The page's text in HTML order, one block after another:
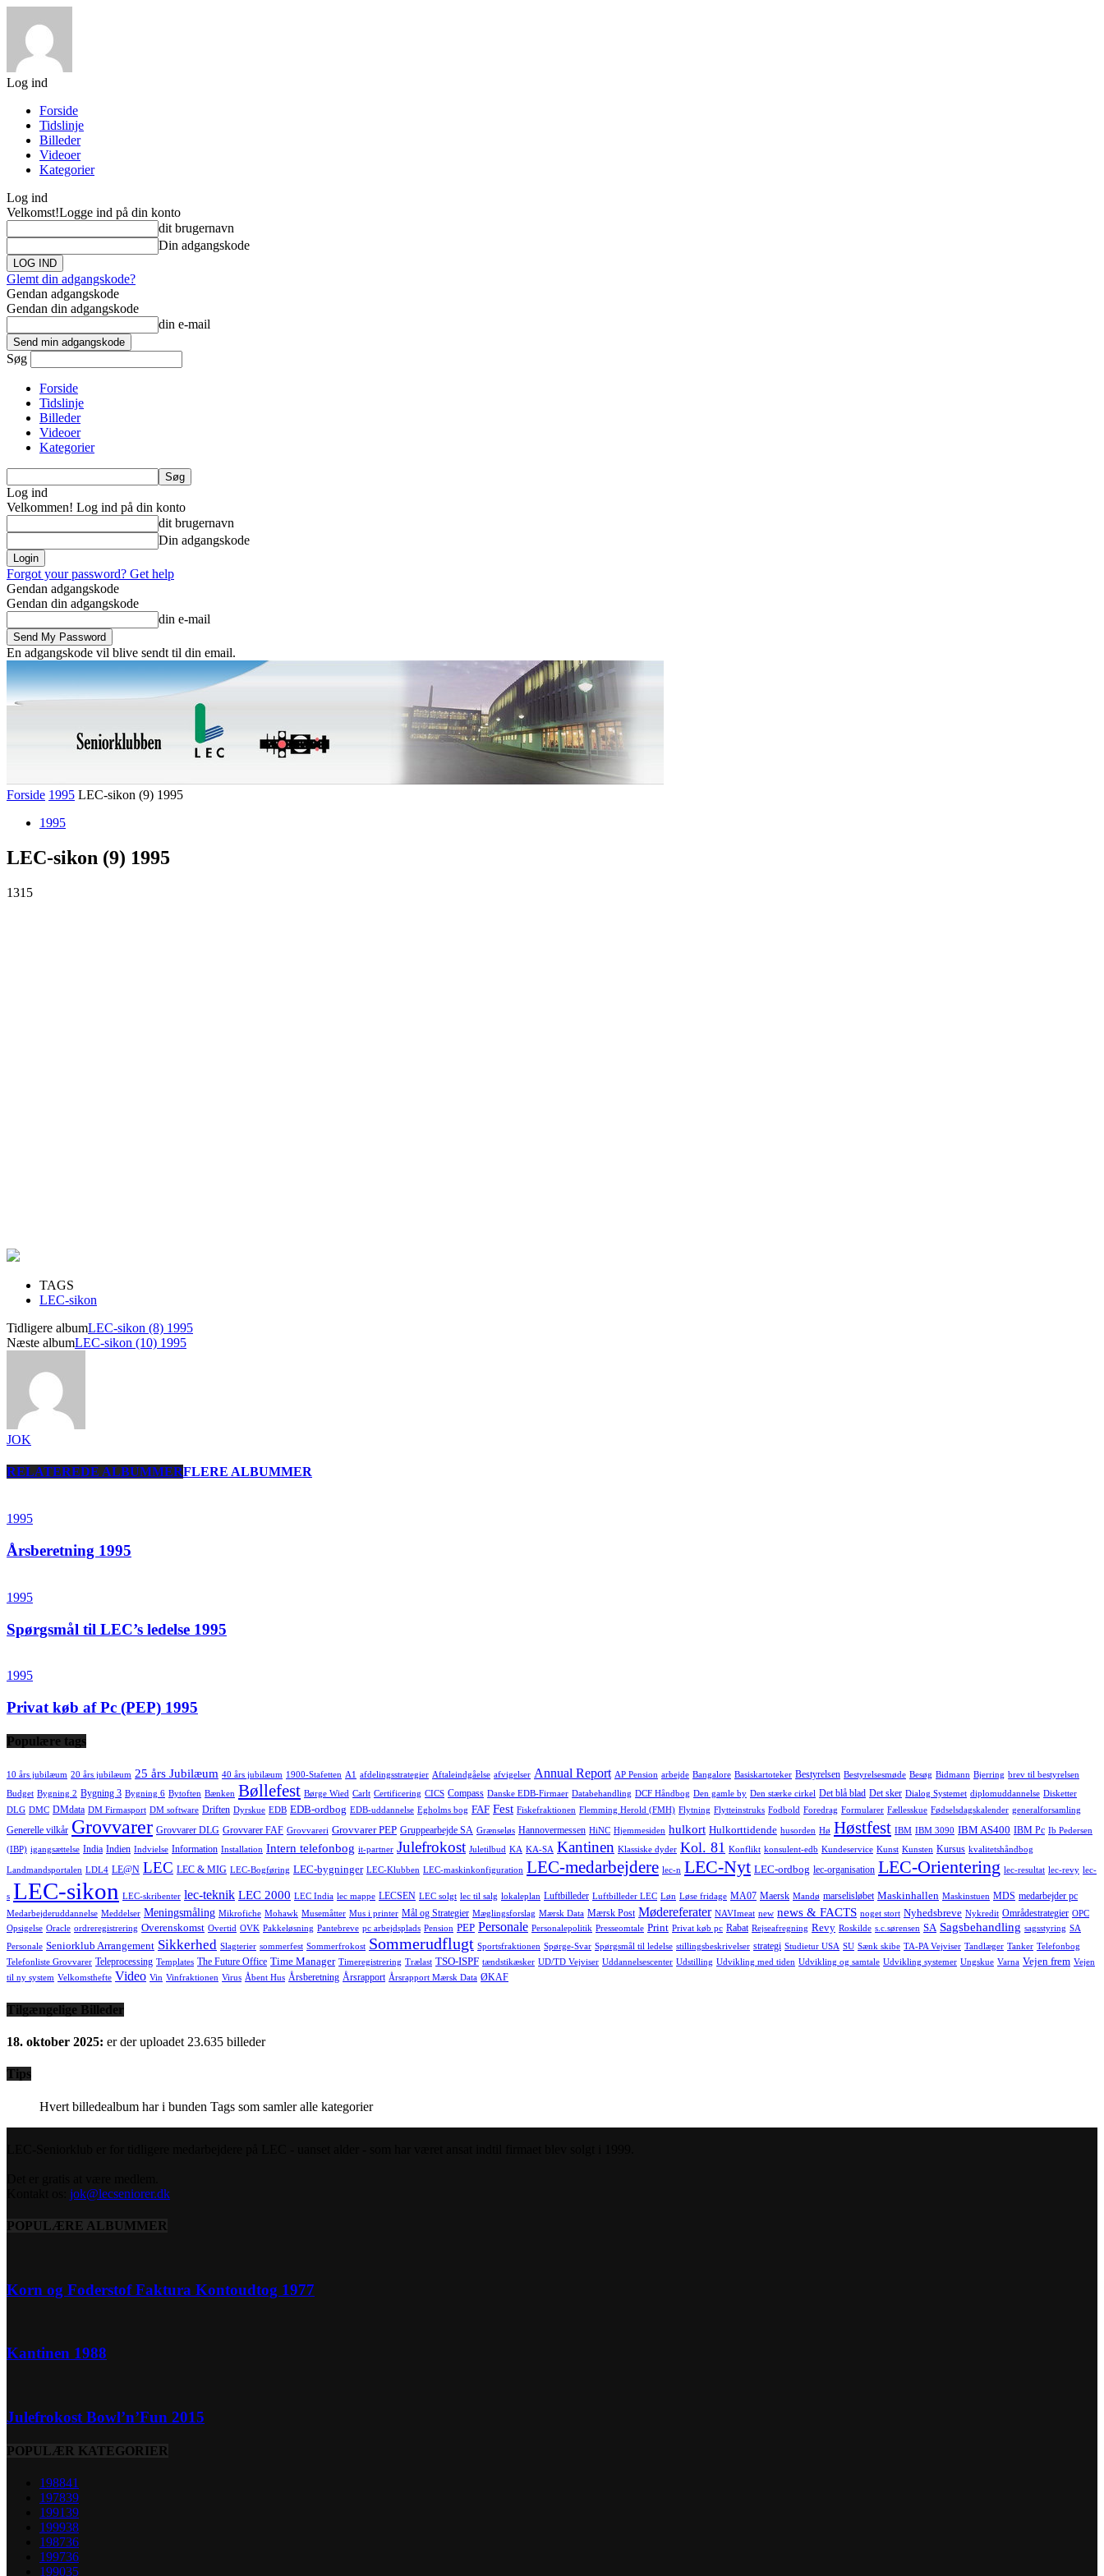
Log ind
Forside
Tidslinje
Billeder
Videoer
Kategorier
Log ind
Velkomst!Logge ind på din konto
dit brugernavn
Din adgangskode
Glemt din adgangskode?
Gendan adgangskode
Gendan din adgangskode
din e-mail
Søg
Forside
Tidslinje
Billeder
Videoer
Kategorier
Log ind
Velkommen! Log ind på din konto
dit brugernavn
Din adgangskode
Forgot your password? Get help
Gendan adgangskode
Gendan din adgangskode
din e-mail
En adgangskode vil blive sendt til din email.
Forside 1995 LEC-sikon (9) 1995
1995
LEC-sikon (9) 1995
1315
TAGS
LEC-sikon
Tidligere albumLEC-sikon (8) 1995
Næste albumLEC-sikon (10) 1995
JOK
RELATEREDE ALBUMMERFLERE ALBUMMER
1995
Årsberetning 1995
1995
Spørgsmål til LEC’s ledelse 1995
1995
Privat køb af Pc (PEP) 1995
Populære tags
10 års jubilæum 20 års jubilæum 25 års Jubilæum 40 års jubilæum 1900-Stafetten A1 afdelingsstrategier Aftaleindgåelse afvigelser Annual Report AP Pension arbejde Bangalore Basiskartoteker Bestyrelsen Bestyrelsesmøde Besøg Bidmann Bjerring brev til bestyrelsen
Budget Bygning 2 Bygning 3 Bygning 6 Bytoften Bænken Bøllefest Børge Wied Carlt Certificering CICS Compass Danske EDB-Firmaer Databehandling DCF Håndbog Den gamle by Den stærke cirkel Det blå blad Det sker Dialog Systemet diplomuddannelse Disketter
DLG DMC DMdata DM Firmasport DM software Driften Dyrskue EDB EDB-ordbog EDB-uddannelse Egholms bog FAF Fest Fiskefraktionen Flemming Herold (FMH) Flytning Flytteinstruks Fodbold Foredrag Formularer Fællesskue Fødselsdagskalender generalforsamling
Generelle vilkår Grovvarer Grovvarer DLG Grovvarer FAF Grovvareri Grovvarer PEP Gruppearbejde SA Grænseløs Hannovermessen HiNC Hjemmesiden hulkort Hulkorttidende husorden Hø Høstfest IBM IBM 3090 IBM AS400 IBM Pc Ib Pedersen
(IBP) igangsættelse India Indien Indvielse Information Installation Intern telefonbog it-partner Julefrokost Juletilbud KA KA-SA Kantinen Klassiske dyder Kol. 81 Konflikt konsulent-edb Kundeservice Kunst Kunsten Kursus kvalitetshåndbog
Landmandsportalen LDL4 LE@N LEC LEC & MIG LEC-Bogføring LEC-bygninger LEC-Klubben LEC-maskinkonfiguration LEC-medarbejdere lec-n LEC-Nyt LEC-ordbog lec-organisation LEC-Orientering lec-resultat lec-revy lec-
s LEC-sikon LEC-skribenter lec-teknik LEC 2000 LEC India lec mappe LECSEN LEC solgt lec til salg lokaleplan Luftbilleder Luftbilleder LEC Løn Løse fridage MA07 Maersk Mandø marselisløbet Maskinhallen Maskinstuen MDS medarbejder pc
Medarbejderuddannelse Meddelser Meningsmåling Mikrofiche Mohawk Musemåtter Mus i printer Mål og Strategier Mæglingsforslag Mærsk Data Mærsk Post Mødereferater NAVImeat new news & FACTS noget stort Nyhedsbreve Nykredit Områdestrategier OPC
Opsigelse Oracle ordreregistrering Overenskomst Overtid OVK Pakkeløsning Pantebreve pc arbejdsplads Pension PEP Personale Personalepolitik Presseomtale Print Privat køb pc Rabat Rejseafregning Revy Roskilde s.c.sørensen SA Sagsbehandling sagsstyring SA
Personale Seniorklub Arrangement Sikkerhed Slagterier sommerfest Sommerfrokost Sommerudflugt Sportsfraktionen Spørge-Svar Spørgsmål til ledelse stillingsbeskrivelser strategi Studietur USA SU Sænk skibe TA-PA Vejviser Tandlæger Tanker Telefonbog
Telefonliste Grovvarer Teleprocessing Templates The Future Office Time Manager Timeregistrering Trælast TSO-ISPF tændstikæsker UD/TD Vejviser Uddannelsescenter Udstilling Udvikling med tiden Udvikling og samtale Udvikling systemer Ungskue Varna Vejen frem Vejen
til ny system Velkomsthefte Video Vin Vinfraktionen Virus Åbent Hus Årsberetning Årsrapport Årsrapport Mærsk Data ØKAF
Tilgængelige Billeder
18. oktober 2025: er der uploadet 23.635 billeder
Tips
Hvert billedealbum har i bunden Tags som samler alle kategorier
jok@lecseniorer.dk
POPULÆRE ALBUMMER
Korn og Foderstof Faktura Kontoudtog 1977
Kantinen 1988
Julefrokost Bowl’n’Fun 2015
POPULÆR KATEGORIER
198841
197839
199139
199938
198736
199736
199035